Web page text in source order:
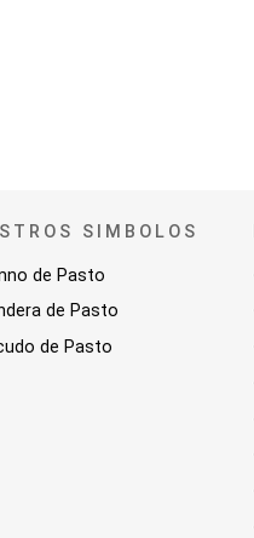
SIMBOLOS
de Pasto
de Pasto
de Pasto